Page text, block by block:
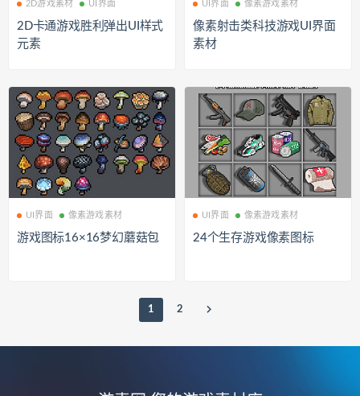
2D游戏素材 UI界面
2D卡通游戏胜利弹出UI样式
元素
UI界面 像素游戏素材
像素射击类科技游戏UI界面
素材
UI界面 像素游戏素材
游戏图标16×16梦幻蘑菇包
UI界面 像素游戏素材
24个生存游戏像素图标
1 2